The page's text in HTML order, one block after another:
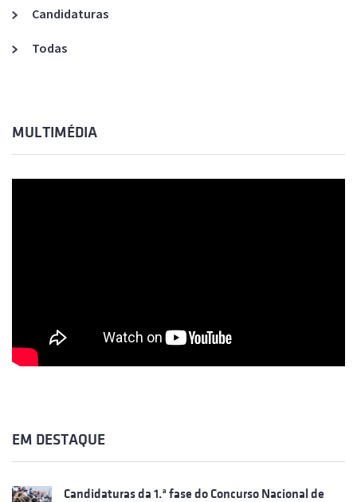
Candidaturas
Todas
MULTIMÉDIA
EM DESTAQUE
Candidaturas da 1.ª fase do Concurso Nacional de